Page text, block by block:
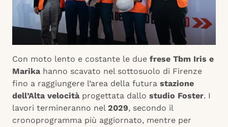
Con moto lento e costante le due frese Tbm Iris e
Marika hanno scavato nel sottosuolo di Firenze
fino a raggiungere l’area della futura stazione
dell’Alta velocità progettata dallo studio Foster. I
lavori termineranno nel 2029, secondo il
cronoprogramma più aggiornato, mentre per